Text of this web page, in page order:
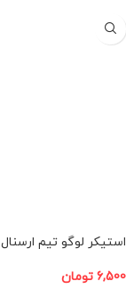
استیکر لوگو تیم ارسنال
6,500 تومان